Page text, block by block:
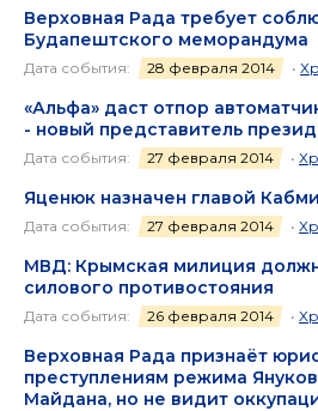
Верховная Рада требует
Будапештского меморандума
Дата события: 28 февраля 2014 •
«Альфа» даст отпор
- новый представитель
Дата события: 27 февраля 2014 •
Яценюк назначен главой
Дата события: 27 февраля 2014 •
МВД: Крымская милиция
силового противостояния
Дата события: 26 февраля 2014 •
Верховная Рада признаёт
преступлениям режима
Майдана, но не видит